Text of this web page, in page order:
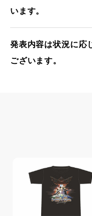
います。
発表内容は状況に応
ございます。